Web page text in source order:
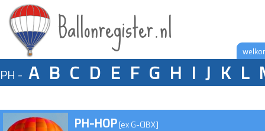
Ballonregister.nl
PH - A B C D E F G H I J K L
PH-HOP[ex G-CIBX]